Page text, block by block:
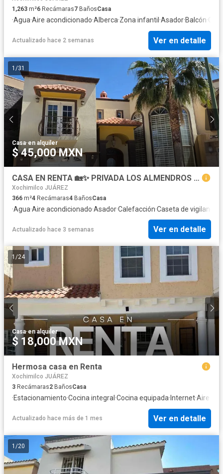
1,263 m²6 Recámaras7 BañosCasa
·Agua·Aire acondicionado·Alberca·Zona infantil ·Asador·Balcón·
Actualizado hace 2 semanas Ver en detalle
1 /31
Casa·en alquiler
$ 45,000 MXN
CASA EN RENTA 🏡✨ PRIVADA LOS ALMENDROS | 5 RECÁMARAS | SÓTANO, CHIMENEA Y ACABADOS DE LUJO
Xochimilco JUÁREZ
366 m²4 Recámaras4 BañosCasa
·Agua·Aire acondicionado·Asador·Calefacción·Caseta de vigilancia
Actualizado hace 3 semanas Ver en detalle
1 /24
Casa·en alquiler
$ 18,000 MXN
Hermosa casa en Renta
Xochimilco JUÁREZ
3 Recámaras2 BañosCasa
·Estacionamiento·Cocina integral ·Cocina equipada· Internet·Aire
Actualizado hace más de 1 mes Ver en detalle
1 /20